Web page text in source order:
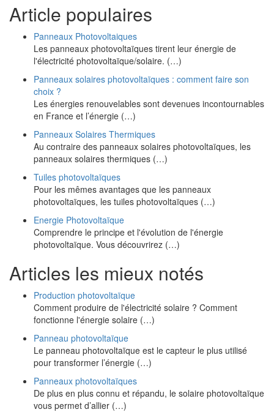
Article populaires
Panneaux Photovoltaiques
Les panneaux photovoltaïques tirent leur énergie de
l'électricité photovoltaïque/solaire. (…)
Panneaux solaires photovoltaïques : comment faire son
choix ?
Les énergies renouvelables sont devenues incontournables
en France et l’énergie (…)
Panneaux Solaires Thermiques
Au contraire des panneaux solaires photovoltaïques, les
panneaux solaires thermiques (…)
Tuiles photovoltaïques
Pour les mêmes avantages que les panneaux
photovoltaïques, les tuiles photovoltaïques (…)
Energie Photovoltaïque
Comprendre le principe et l'évolution de l'énergie
photovoltaïque. Vous découvrirez (…)
Articles les mieux notés
Production photovoltaïque
Comment produire de l'électricité solaire ? Comment
fonctionne l'énergie solaire (…)
Panneau photovoltaïque
Le panneau photovoltaïque est le capteur le plus utilisé
pour transformer l’énergie (…)
Panneaux photovoltaïques
De plus en plus connu et répandu, le solaire photovoltaïque
vous permet d’allier (…)